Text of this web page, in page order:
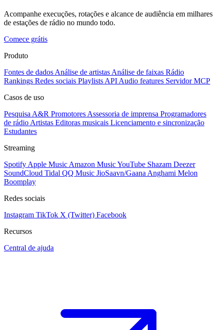
Acompanhe execuções, rotações e alcance de audiência em milhares
de estações de rádio no mundo todo.
Comece grátis
Produto
Fontes de dados Análise de artistas Análise de faixas Rádio
Rankings Redes sociais Playlists API Audio features Servidor MCP
Casos de uso
Pesquisa A&R Promotores Assessoria de imprensa Programadores
de rádio Artistas Editoras musicais Licenciamento e sincronização
Estudantes
Streaming
Spotify Apple Music Amazon MusicYouTube Shazam Deezer
SoundCloud Tidal QQ Music JioSaavn/Gaana Anghami Melon
Boomplay
Redes sociais
Instagram TikTok X (Twitter) Facebook
Recursos
Central de ajuda